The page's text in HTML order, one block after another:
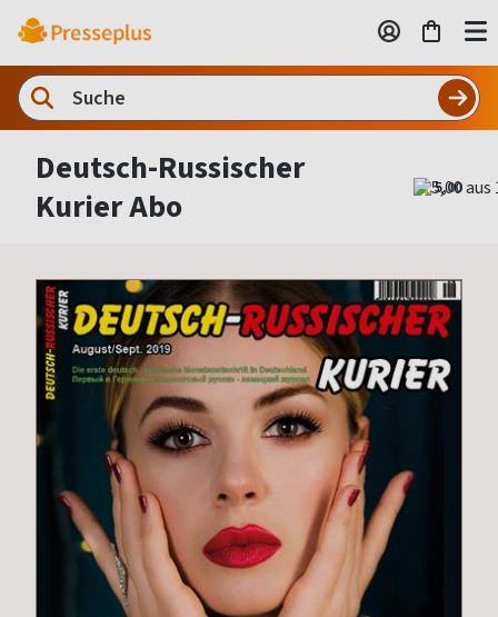
Deutsch-Russischer
Kurier Abo
5,00